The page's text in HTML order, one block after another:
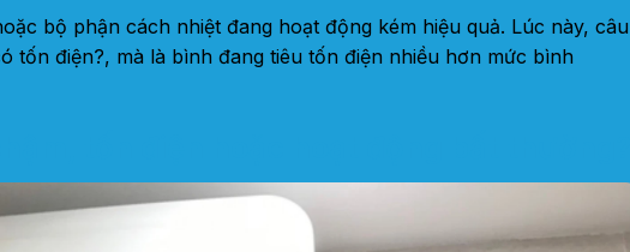
bộ phận cách nhiệt đang hoạt động kém hiệu quả. Lúc này, câu
điện?, mà là bình đang tiêu tốn điện nhiều hơn mức bình